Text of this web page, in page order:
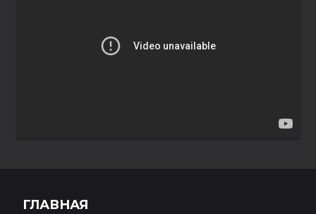
ГЛАВНАЯ